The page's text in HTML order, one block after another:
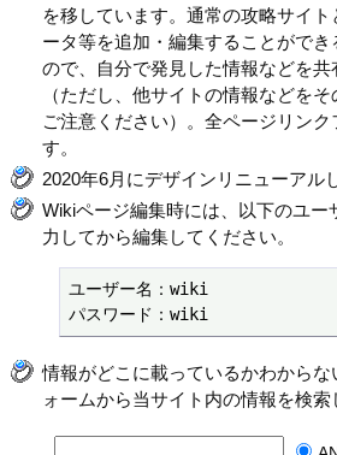
を移しています。通常の攻略サイ
ータ等を追加・編集することがで
ので、自分で発見した情報などを
（ただし、他サイトの情報などを
ご注意ください）。全ページリンク
す。
2020年6月にデザインリニューアル
Wikiページ編集時には、以下のユー
力してから編集してください。
ユーザー名：wiki
パスワード：wiki
情報がどこに載っているかわからな
ォームから当サイト内の情報を検索